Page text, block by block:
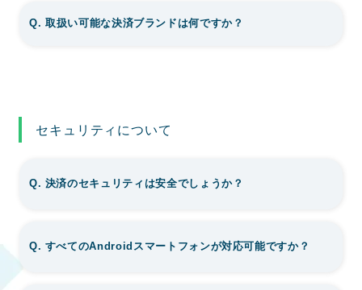
Q. 取扱い可能な決済ブランドは何ですか？
セキュリティについて
Q. 決済のセキュリティは安全でしょうか？
Q. すべてのAndroidスマートフォンが対応可能ですか？